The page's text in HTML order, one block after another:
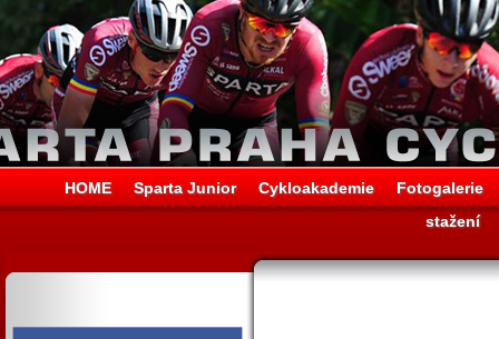
HOME Sparta Junior Cykloakademie
Fotogalerie
stažení